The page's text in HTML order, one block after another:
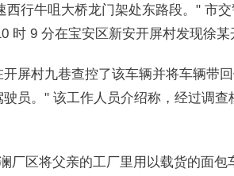
行牛咀大桥龙门架处东路段。" 市
时 9 分在宝安区新安开屏村发现徐某
屏村九巷查控了该车辆并将车辆带
员。" 该工作人员介绍称，经过调
厂区将父亲的工厂里用以载货的面